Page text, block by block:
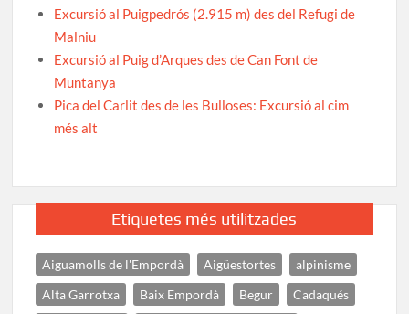
Excursió al Puigpedrós (2.915 m) des del Refugi de
Malniu
Excursió al Puig d’Arques des de Can Font de
Muntanya
Pica del Carlit des de les Bulloses: Excursió al cim
més alt
Etiquetes més utilitzades
Aiguamolls de l'Empordà Aigüestortes
alpinisme
Alta Garrotxa
Baix Empordà Begur
Cadaqués